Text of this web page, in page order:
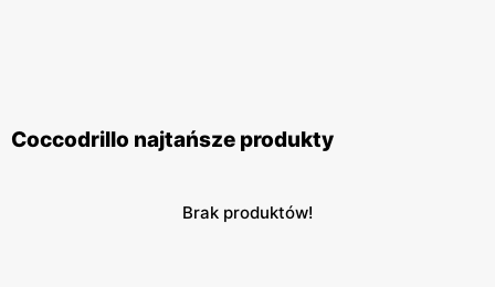
Coccodrillo najtańsze produkty
Brak produktów!